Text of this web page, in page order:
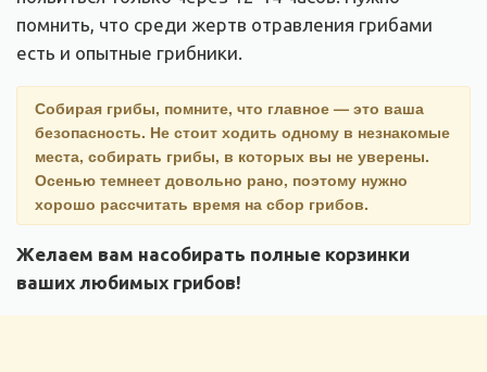
помнить, что среди жертв отравления грибами
есть и опытные грибники.
Собирая грибы, помните, что главное — это ваша
безопасность. Не стоит ходить одному в незнакомые
места, собирать грибы, в которых вы не уверены.
Осенью темнеет довольно рано, поэтому нужно
хорошо рассчитать время на сбор грибов.
Желаем вам насобирать полные корзинки
ваших любимых грибов!